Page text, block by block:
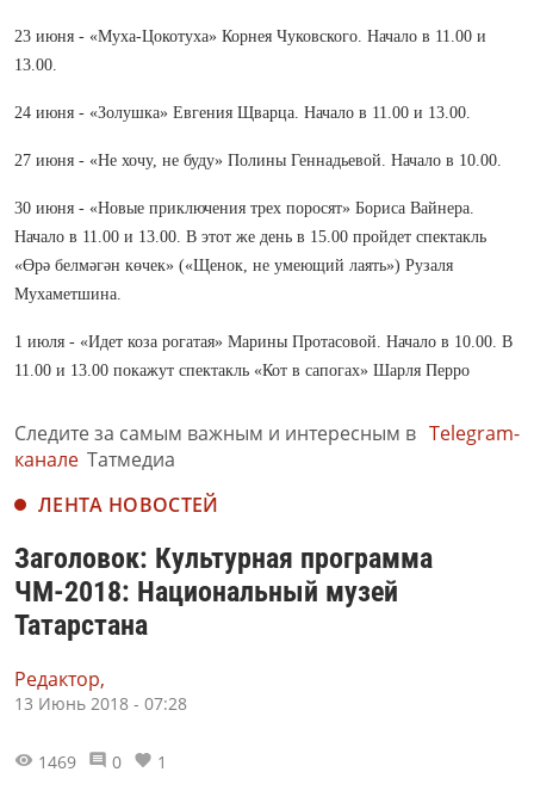
23 июня - «Муха-Цокотуха» Корнея Чуковского. Начало в 11.00 и
13.00.
24 июня - «Золушка» Евгения Щварца. Начало в 11.00 и 13.00.
27 июня - «Не хочу, не буду» Полины Геннадьевой. Начало в 10.00.
30 июня - «Новые приключения трех поросят» Бориса Вайнера.
Начало в 11.00 и 13.00. В этот же день в 15.00 пройдет спектакль
«Өрә белмәгән көчек» («Щенок, не умеющий лаять») Рузаля
Мухаметшина.
1 июля - «Идет коза рогатая» Марины Протасовой. Начало в 10.00. В
11.00 и 13.00 покажут спектакль «Кот в сапогах» Шарля Перро
Следите за самым важным и интересным в Telegram-
канале Татмедиа
ЛЕНТА НОВОСТЕЙ
Заголовок: Культурная программа
ЧМ-2018: Национальный музей
Татарстана
Редактор,
13 Июнь 2018 - 07:28
1469 0 1